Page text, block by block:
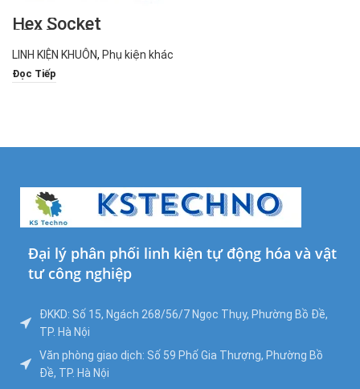
Hex Socket
SBCP10-50
LINH KIỆN KHUÔN, Phụ kiện khác
Đọc Tiếp
Đại lý phân phối linh kiện tự động hóa và vật
tư công nghiệp
ĐKKD: Số 15, Ngách 268/56/7 Ngọc Thụy, Phường Bồ Đề,
TP. Hà Nội
Văn phòng giao dịch: Số 59 Phố Gia Thượng, Phường Bồ
Đề, TP. Hà Nội